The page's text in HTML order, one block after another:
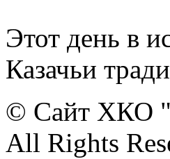
Этот день в
Казачьи
© Сайт ХКО
All Rights